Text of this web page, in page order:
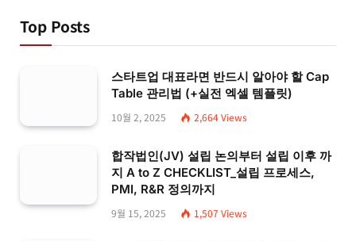
Top Posts
스타트업 대표라면 반드시 알아야 할 Cap
Table 관리법 (+실전 엑셀 템플릿)
10월 2, 2025 2,664Views
합작법인(JV) 설립 논의부터 설립 이후 까
지 A to Z CHECKLIST_설립 프로세스,
PMI, R&R 정의까지
9월 15, 2025 1,507 Views